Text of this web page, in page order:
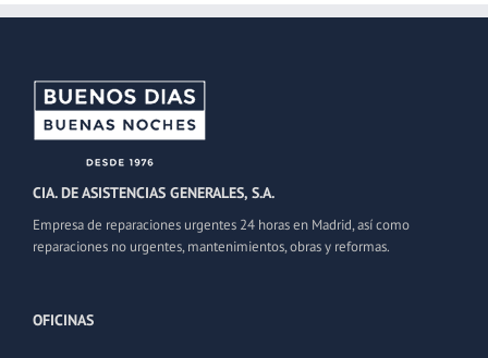
CIA. DE ASISTENCIAS GENERALES, S.A.
Empresa de reparaciones urgentes 24 horas en Madrid, así como
reparaciones no urgentes, mantenimientos, obras y reformas.
OFICINAS